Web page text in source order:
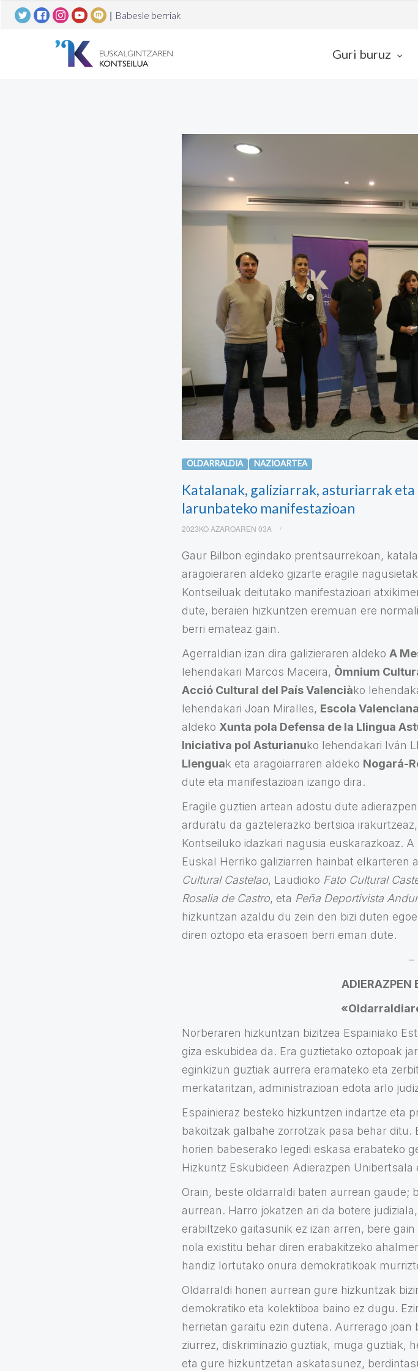
| Babesle berriak
Guri buruz
OLDARRALDIA NAZIOARTEA
Katalanak, galiziarrak, asturiarrak
larunbateko manifestazioan
2023KO AZAROAREN 03A
Gaur Bilbon egindako prentsaurrekoan,
aragoieraren aldeko gizarte eragile
Kontseiluak deitutako manifestazioari
dute, beraien hizkuntzen eremuan ere
berri emateaz gain.
Agerraldian izan dira galizieraren aldeko A
lehendakari Marcos Maceira, Òmnium
Acció Cultural del País Valenciàko
lehendakari Joan Miralles, Escola Valenciana
aldeko Xunta pola Defensa de la Llingua
Iniciativa pol Asturianuko lehendakari Iván
Llenguak eta aragoiarraren aldeko Nogará-
dute eta manifestazioan izango dira.
Eragile guztien artean adostu dute
arduratu da gaztelerazko bertsioa
Kontseiluko idazkari nagusia euskarazkoaz.
Euskal Herriko galiziarren hainbat elkarteren
Cultural Castelao, Laudioko Fato Cultural
Rosalia de Castro, eta Peña Deportivista
hizkuntzan azaldu du zein den bizi duten
diren oztopo eta erasoen berri eman dute.
–
ADIERAZPEN
Norberaren hizkuntzan bizitzea Espainiako
giza eskubidea da. Era guztietako oztopoak
eginkizun guztiak aurrera eramateko eta
merkataritzan, administrazioan edota arlo
Espainieraz besteko hizkuntzen indartze eta
bakoitzak galbahe zorrotzak pasa behar
horien babeserako legedi eskasa erabateko
Hizkuntz Eskubideen Adierazpen
Orain, beste oldarraldi baten aurrean gaude;
aurrean. Harro jokatzen ari da botere
erabiltzeko gaitasunik ez izan arren, bere
nola existitu behar diren erabakitzeko
handiz lortutako onura demokratikoak
Oldarraldi honen aurrean gure hizkuntzak
demokratiko eta kolektiboa baino ez dugu.
herrietan garaitu ezin dutena. Aurrerago
ziurrez, diskriminazio guztiak, muga guztiak,
eta gure hizkuntzetan askatasunez,